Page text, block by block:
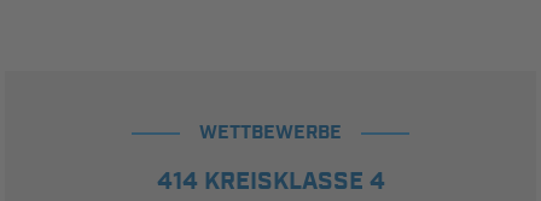
WETTBEWERBE
414 KREISKLASSE 4